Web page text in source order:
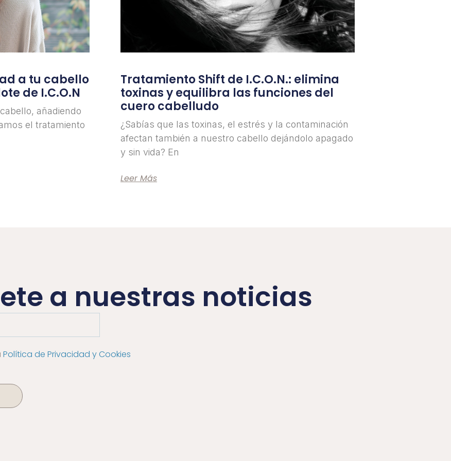
a tu cabello
de I.C.O.N
añadiendo
el tratamiento
Tratamiento Shift de I.C.O.N.: elimina
toxinas y equilibra las funciones del
cuero cabelludo
¿Sabías que las toxinas, el estrés y la contaminación
afectan también a nuestro cabello dejándolo apagado
y sin vida? En
Leer Más
a nuestras noticias
Política de Privacidad y Cookies